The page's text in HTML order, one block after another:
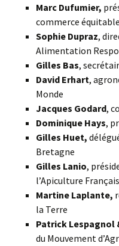
Marc Dufumier,
commerce équitable
Sophie Dupraz,
Alimentation
Gilles Bas,
David Erhart,
Monde
Jacques Godard,
Dominique Hays,
Gilles Huet,
Bretagne
Gilles Lanio,
l’Apiculture
Martine Laplante,
la Terre
Patrick Lespagnol
du Mouvement